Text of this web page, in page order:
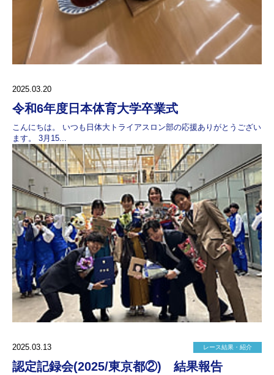
2025.03.20
令和6年度日本体育大学卒業式
こんにちは。 いつも日体大トライアスロン部の応援ありがとうござい
ます。 3月15...
2025.03.13 レース結果・紹介
認定記録会(2025/東京都②) 結果報告